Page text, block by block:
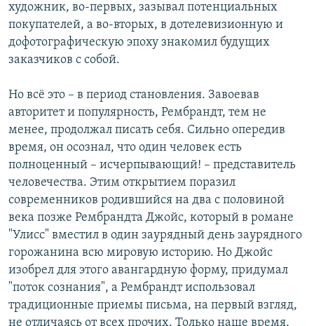
художник, во-первых, зазывал потенциальных
покупателей, а во-вторых, в дотелевизионную и
дофотографическую эпоху знакомил будущих
заказчиков с собой.
Но всё это – в период становления. Завоевав
авторитет и популярность, Рембрандт, тем не
менее, продолжал писать себя. Сильно опередив
время, он осознал, что один человек есть
полноценный – исчерпывающий! – представитель
человечества. Этим открытием поразил
современников родившийся на два с половиной
века позже Рембрандта Джойс, который в романе
"Улисс" вместил в один заурядный день заурядного
горожанина всю мировую историю. Но Джойс
изобрел для этого авангардную форму, придумал
"поток сознания", а Рембрандт использовал
традиционные приемы письма, на первый взгляд,
не отличаясь от всех прочих. Только наше время,